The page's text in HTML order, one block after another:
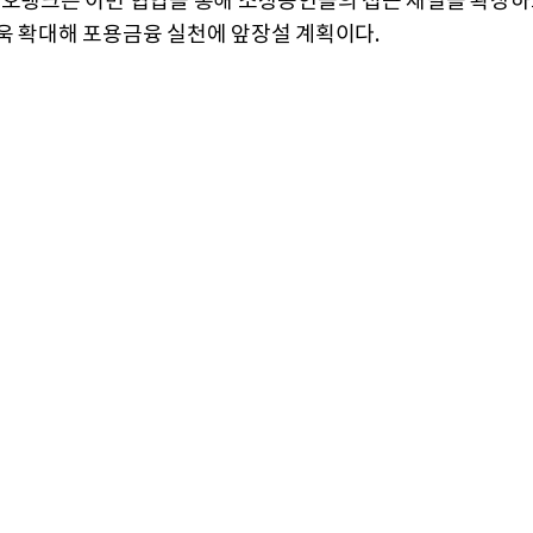
확대해 포용금융 실천에 앞장설 계획이다.